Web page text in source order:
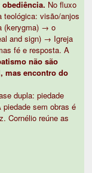
No fluxo
teológica: visão/anjos
(kerygma) → o
and sign) → Igreja
fé e resposta. A
não são
mas encontro do
dupla: piedade
sem obras é
Cornélio reúne as